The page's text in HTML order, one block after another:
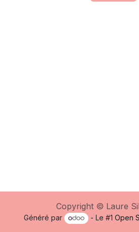
Copyright © Laure
Généré par - Le #1Open